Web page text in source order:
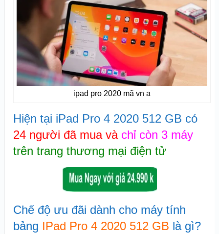
ipad pro 2020 mã vn a
Hiện tại iPad Pro 4 2020 512 GB có
24 người đã mua và chỉ còn 3 máy
trên trang thương mại điện tử
Chế độ ưu đãi dành cho máy tính
bảng IPad Pro 4 2020 512 GB là gì?